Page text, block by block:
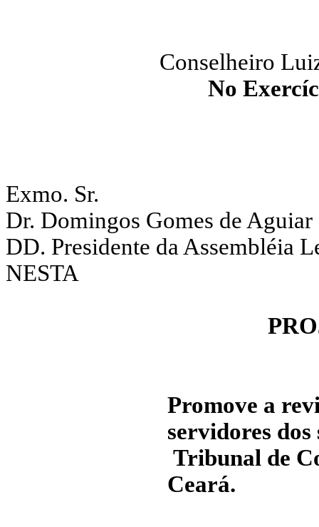
Conselheiro
No
Exmo. Sr.
Dr. Domingos Gomes de
DD. Presidente da Assembléia
NESTA
Promove a
servidores
Tribunal de
Ceará.